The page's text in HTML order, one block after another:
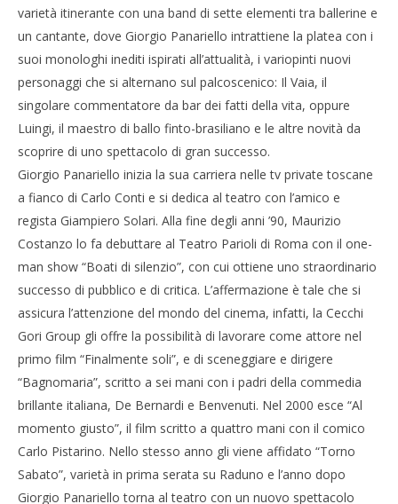
varietà itinerante con una band di sette elementi tra ballerine e
un cantante, dove Giorgio Panariello intrattiene la platea con i
suoi monologhi inediti ispirati all’attualità, i variopinti nuovi
personaggi che si alternano sul palcoscenico: Il Vaia, il
singolare commentatore da bar dei fatti della vita, oppure
Luingi, il maestro di ballo finto-brasiliano e le altre novità da
scoprire di uno spettacolo di gran successo.
Giorgio Panariello inizia la sua carriera nelle tv private toscane
a fianco di Carlo Conti e si dedica al teatro con l’amico e
regista Giampiero Solari. Alla fine degli anni ’90, Maurizio
Costanzo lo fa debuttare al Teatro Parioli di Roma con il one-
man show “Boati di silenzio”, con cui ottiene uno straordinario
successo di pubblico e di critica. L’affermazione è tale che si
assicura l’attenzione del mondo del cinema, infatti, la Cecchi
Gori Group gli offre la possibilità di lavorare come attore nel
primo film “Finalmente soli”, e di sceneggiare e dirigere
“Bagnomaria”, scritto a sei mani con i padri della commedia
brillante italiana, De Bernardi e Benvenuti. Nel 2000 esce “Al
momento giusto”, il film scritto a quattro mani con il comico
Carlo Pistarino. Nello stesso anno gli viene affidato “Torno
Sabato”, varietà in prima serata su Raduno e l’anno dopo
Giorgio Panariello torna al teatro con un nuovo spettacolo